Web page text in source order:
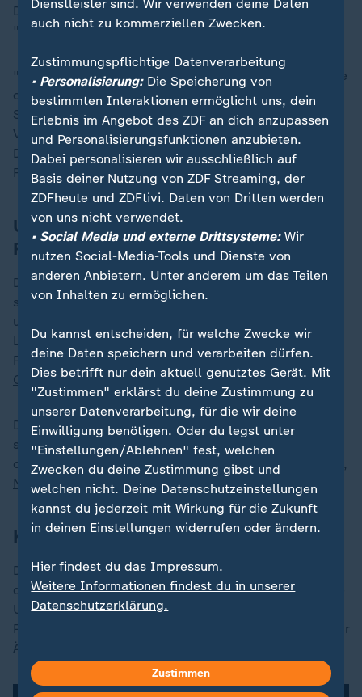
Die Entscheidung sorge dafür, dass die Gegner
"stärker und Amerika schwächer" werde.
"Ich bin zutiefst traurig, dass die traditionsreiche Voice
of America zum ersten Mal seit 83 Jahren zum
Schweigen gebracht wird", schrieb der Direktor von
Voice of America, Michael Abramowitz, auf LinkedIn.
Der Sender habe eine wichtige Rolle "im Kampf für
Freiheit und Demokratie in der ganzen Welt" gespielt.
US-Auslandssender mit Fokus auf
Russland und China
Die von den USA finanzierten Auslandssender haben
sich seit dem Ende des Kalten Krieges neu orientiert
und einen Großteil der auf die neuen demokratischen
Länder Mittel- und Osteuropas ausgerichteten
Programme aufgegeben, um sich aufRusslandund
Chinazu konzentrieren.
Der 1996 gegründete Sender Radio Free Asia sieht
seine Aufgabe darin, unzensierte Berichte aus Ländern
ohne freie Medien zu liefern, darunter China, Myanmar,
Nordkoreaund Vietnam.
Kritische Medien Trump Dorn im Auge
Die Sender verfügen über redaktionelle Vorkehrungen,
die trotz der Finanzierung durch die US-Regierung ihre
Unabhängigkeit garantieren. Dies sorgt im Lager des
Präsidenten, der seit langem gegen Medien wettert, für
Ärger.
Dienstleister sind. Wir verwenden deine Daten
auch nicht zu kommerziellen Zwecken.
Zustimmungspflichtige Datenverarbeitung
• Personalisierung:Die Speicherung von
bestimmten Interaktionen ermöglicht uns, dein
Erlebnis im Angebot des ZDF an dich anzupassen
und Personalisierungsfunktionen anzubieten.
Dabei personalisieren wir ausschließlich auf
Basis deiner Nutzung von ZDF Streaming, der
ZDFheute und ZDFtivi. Daten von Dritten werden
von uns nicht verwendet.
• Social Media und externe Drittsysteme:Wir
nutzen Social-Media-Tools und Dienste von
anderen Anbietern. Unter anderem um das Teilen
von Inhalten zu ermöglichen.
Du kannst entscheiden, für welche Zwecke wir
deine Daten speichern und verarbeiten dürfen.
Dies betrifft nur dein aktuell genutztes Gerät. Mit
"Zustimmen" erklärst du deine Zustimmung zu
unserer Datenverarbeitung, für die wir deine
Einwilligung benötigen. Oder du legst unter
"Einstellungen/Ablehnen" fest, welchen
Zwecken du deine Zustimmung gibst und
welchen nicht. Deine Datenschutzeinstellungen
kannst du jederzeit mit Wirkung für die Zukunft
in deinen Einstellungen widerrufen oder ändern.
Hier findest du das Impressum.
Weitere Informationen findest du in unserer
Datenschutzerklärung.
Zustimmen